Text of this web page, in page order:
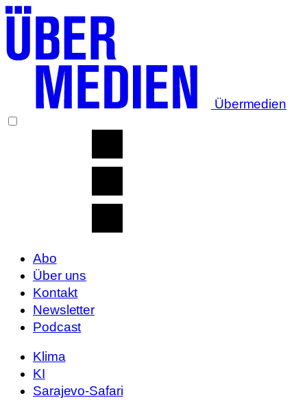
Übermedien
Abo
Über uns
Kontakt
Newsletter
Podcast
Klima
KI
Sarajevo-Safari